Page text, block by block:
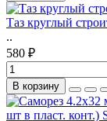
Таз круглый
..
580 ₽
В корзину